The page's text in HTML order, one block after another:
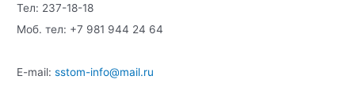
Тел: 237-18-18
Моб. тел: +7 981 944 24 64
E-mail:sstom-info@mail.ru